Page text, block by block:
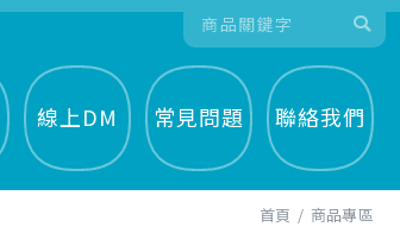
線上DM 常見問題 聯絡我們
首頁 商品專區